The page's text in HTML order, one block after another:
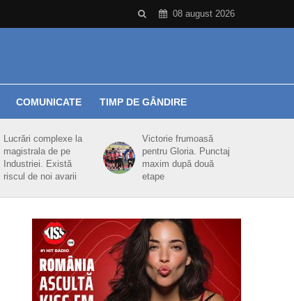
08 august 2026
COMUNICATE TIMP DE GÂNDIRE
Lucrări complexe la
magistrala de pe
Industriei. Există
riscul de noi avarii
Victorie frumoasă
pentru Gloria. Punctaj
maxim după două
etape